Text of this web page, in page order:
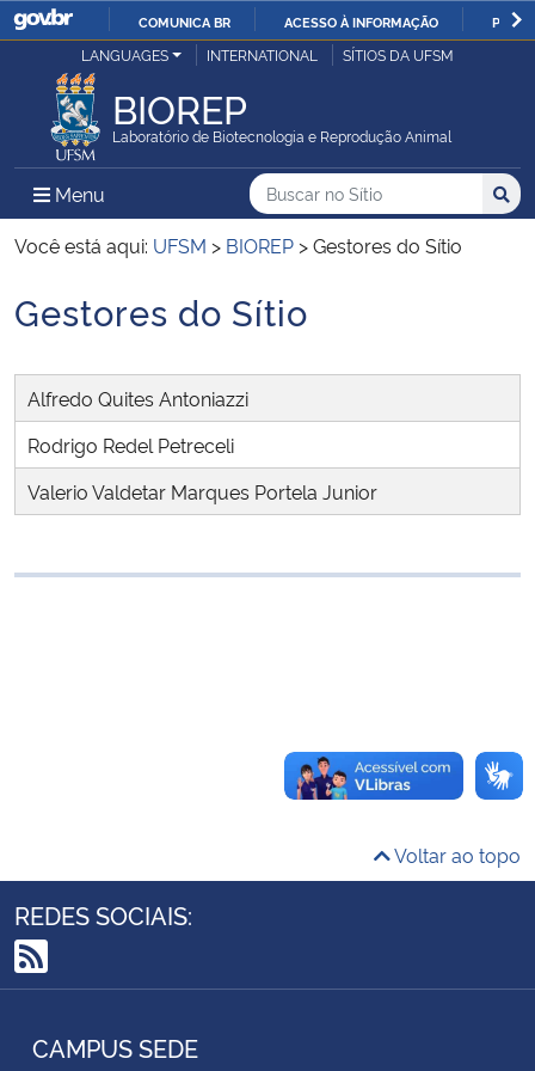
IR
COMUNICA BR ACESSO À INFORMAÇÃO
Ministério da Justiça e Segurança Pública
Ministério da Defesa
Ministério das Relações Exteriores
Ministério da Economia
Ministério da Agricultura, Pecuária e Abastecimento
Ministério da Educação
Ministério do Desenvolvimento Regional
Ministério da Mulher, da Família e dos Direitos Humanos
LANGUAGES INTERNATIONAL SÍTIOS DA UFSM
BIOREP
Laboratório de Biotecnologia e Reprodução Animal
Menu Menu Principal do Sítio
Busca
Buscar no no Sítio
Busca:
Você está aqui: UFSM > BIOREP >Gestores do Sítio
Início do conteúdo
Gestores do Sítio
Alfredo Quites Antoniazzi
Rodrigo Redel Petreceli
Valerio Valdetar Marques Portela Junior
Voltar ao topo
REDES SOCIAIS:
RSS
CAMPUS SEDE